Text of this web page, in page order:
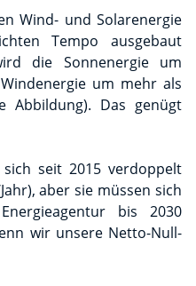
Wind- und Solarenergie
Tempo ausgebaut
die Sonnenergie um
um mehr als
Abbildung). Das genügt
seit 2015 verdoppelt
aber sie müssen sich
bis 2030
wir unsere Netto-Null-